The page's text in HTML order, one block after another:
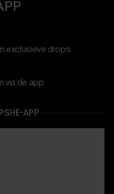
exclusieve drops
via de app
APP